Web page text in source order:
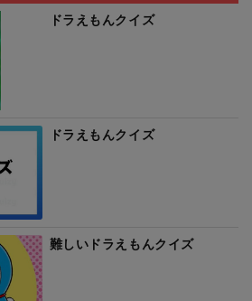
ドラえもんクイズ
ドラえもんクイズ
難しいドラえもんクイズ